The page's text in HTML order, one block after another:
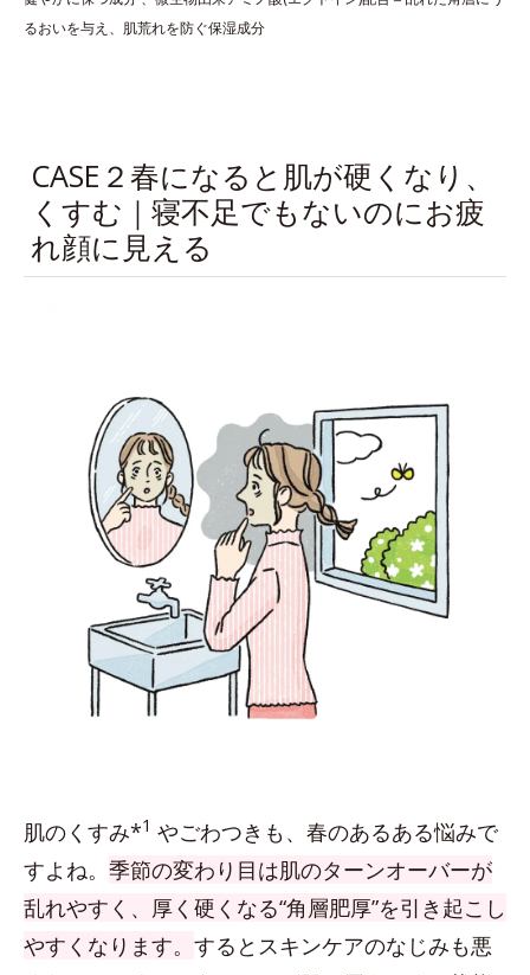
るおいを与え、肌荒れを防ぐ保湿成分
CASE２春になると肌が硬くなり、
くすむ｜寝不足でもないのにお疲
れ顔に見える
肌のくすみ*1 やごわつきも、春のあるある悩みで
すよね。 季節の変わり目は肌のターンオーバーが
乱れやすく、厚く硬くなる“角層肥厚”を引き起こし
やすくなります。 するとスキンケアのなじみも悪